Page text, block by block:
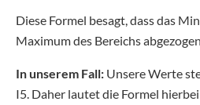
Diese Formel besagt, dass das
Maximum des Bereichs
In unserem Fall: Unsere Werte
I5. Daher lautet die Formel